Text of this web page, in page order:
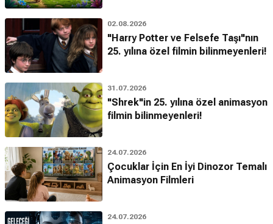
02.08.2026
"Harry Potter ve Felsefe Taşı"nın
25. yılına özel filmin bilinmeyenleri!
31.07.2026
"Shrek"in 25. yılına özel animasyon
filmin bilinmeyenleri!
24.07.2026
Çocuklar İçin En İyi Dinozor Temalı
Animasyon Filmleri
24.07.2026